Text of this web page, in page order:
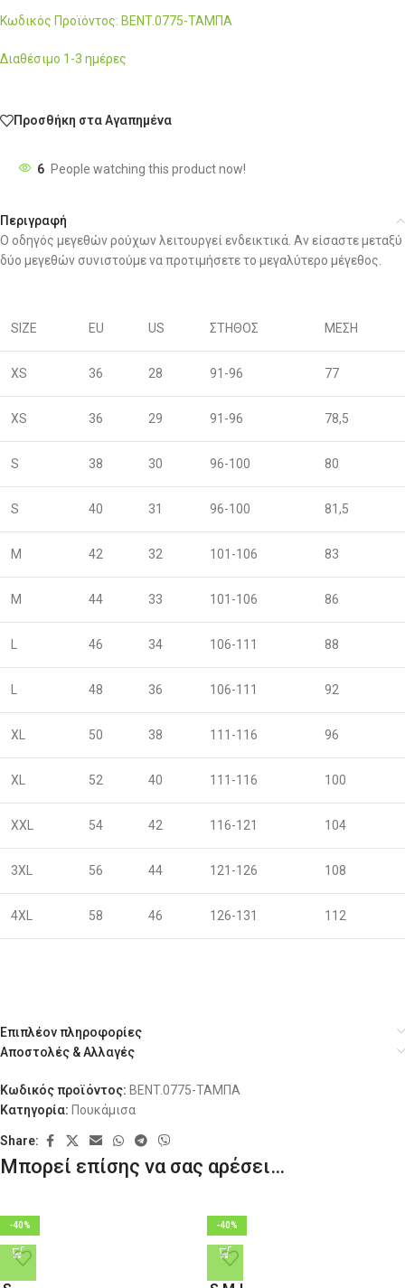
Κωδικός Προϊόντος: BENT.0775-ΤΑΜΠΑ
Διαθέσιμο 1-3 ημέρες
Προσθήκη στα Αγαπημένα
6 People watching this product now!
Περιγραφή
Ο οδηγός μεγεθών ρούχων λειτουργεί ενδεικτικά. Αν είσαστε μεταξύ
δύο μεγεθών συνιστούμε να προτιμήσετε το μεγαλύτερο μέγεθος.
SIZE EU US ΣΤΗΘΟΣ ΜΕΣΗ
XS 36 28 91-96 77
XS 36 29 91-96 78,5
S 38 30 96-100 80
S 40 31 96-100 81,5
M 42 32 101-106 83
M 44 33 101-106 86
46 34 106-111 88
48 36 106-111 92
XL 50 38 111-116 96
XL 52 40 111-116 100
XXL 54 42 116-121 104
3XL 56 44 121-126 108
4XL 58 46 126-131 112
Επιπλέον πληροφορίες
Αποστολές & Αλλαγές
Κωδικός προϊόντος: BENT.0775-ΤΑΜΠΑ
Κατηγορία: Πουκάμισα
Share:
Μπορεί επίσης να σας αρέσει…
-40% -40%